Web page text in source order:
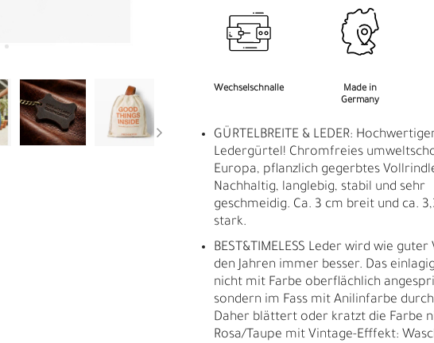
E
Wechselschnalle
Made in
Germany
GÜRTELBREITE & LEDER:
Ledergürtel! Chromfreies
Europa, pflanzlich gegerbtes
Nachhaltig, langlebig, stabil und sehr
geschmeidig. Ca. 3 cm breit und ca.
stark.
BEST&TIMELESS Leder wird wie
den Jahren immer besser. Das
nicht mit Farbe oberflächlich
sondern im Fass mit Anilinfarbe
Daher blättert oder kratzt die Farbe
Rosa/Taupe mit Vintage-Efffekt: